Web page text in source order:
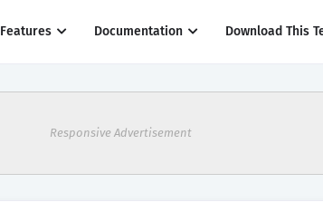
Features Documentation Download This
Responsive Advertisement